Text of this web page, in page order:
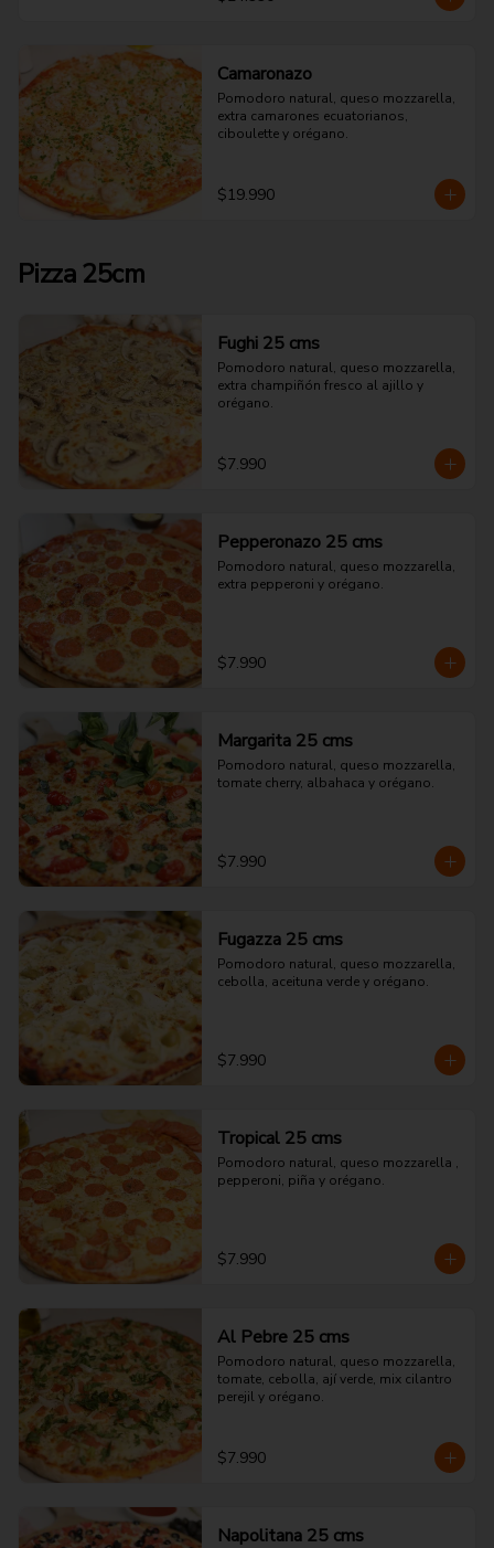
Camaronazo
Pomodoro natural, queso mozzarella,
extra camarones ecuatorianos,
ciboulette y orégano.
$19.990
Pizza 25cm
Fughi 25 cms
Pomodoro natural, queso mozzarella,
extra champiñón fresco al ajillo y
orégano.
$7.990
Pepperonazo 25 cms
Pomodoro natural, queso mozzarella,
extra pepperoni y orégano.
$7.990
Margarita 25 cms
Pomodoro natural, queso mozzarella,
tomate cherry, albahaca y orégano.
$7.990
Fugazza 25 cms
Pomodoro natural, queso mozzarella,
cebolla, aceituna verde y orégano.
$7.990
Tropical 25 cms
Pomodoro natural, queso mozzarella ,
pepperoni, piña y orégano.
$7.990
Al Pebre 25 cms
Pomodoro natural, queso mozzarella,
tomate, cebolla, ají verde, mix cilantro
perejil y orégano.
$7.990
Napolitana 25 cms